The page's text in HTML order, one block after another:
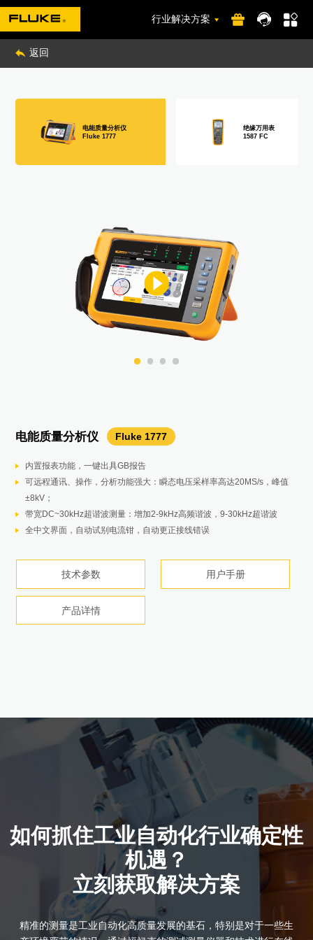
行业解决方案
返回
电能质量分析仪 Fluke 1777
内置报表功能，一键出具GB报告
可远程通讯、操作，分析功能强大：瞬态电压采样率高达20MS/s，峰值
±8kV；
带宽DC~30kHz超谐波测量：增加2-9kHz高频谐波，9-30kHz超谐波
全中文界面，自动试别电流钳，自动更正接线错误
技术参数 用户手册
产品详情
绝缘万用表 1587 FC
小巧轻便，方便手持）
一键提供1000V电压供绝缘测试
TrendIt™ 图表的 PI/DAR 定时比测试，迅速发现潮湿和污染绝缘问题
产品详情
扫描成像仪 MP系列
薄膜专用响应波长，测量um级
1024个线测量点，确保分辨mm级的薄膜缺陷
150HZ的扫描频率，可快速测量
数据连续记录，回溯不良以及工艺参数分析
技术参数 产品详情
红外热像仪 Fluke TiS75+
384*288像素，提供优秀画质
-20至550℃量程，适用于大多数设备维护及研发品管场合
带宽DC~30kHz超谐波测量：增加2-9kHz高频谐波，9-30kHz超谐波
免调焦+手动对焦，远距离扫描大目标/近距离检测小目标，快速切换
技术参数 产品详情
可接镜头、多点及激光自动对焦速快速查找和发现热斑或电气设备的温度
异常点，及时排除温度异常问题。
产品详情
声学成像仪
配备了一系列麦克风以扩大检查范围，快速准确地定位压缩空气系统中的
空气、气体和真空泄漏，即使在嘈杂的环境中也是如此。
7英寸LCD触摸屏上，SoundMap™ 与可见光图像重叠，以帮助快速找到
泄漏位置。
技术参数
测振仪 Fluke 810
除风力发电机之外旋转设备的振动测试
对常见机械故障（轴承、失中、不平衡、松动）实现板载识别和定位，使
维护工作专注于故障根源，减少计划外停机
通过总体振动等级，您可以直接从诊断屏幕快速评估机器总体运行状况
技术参数 用户手册
产品详情
手持式示波表 Fluke 190-204-III
无需繁琐设置，自动捕获，查看分析复杂波形
IP51防护等级，兼具兼顾耐用和精密
多达4路，高达1000V独立隔离输入
产品详情
自动压力校验仪 Fluke 729 Pro
自动生成和控制高达 7MPa（70 bar、1000psi）的压力。
HART 通信能够实现 mA 输出调整，可调整至应用的值并对 HART压力变
送器进行压力零点修正。
快速更换锂电池。
技术参数 用户手册
产品详情
在线式声学成像仪 SV600
高灵敏度使泄漏无处遁形
开放式API易于与现有系统集成
7x24连续监测避免人工巡检造成的遗漏
产品详情
红外热像仪 TiX580
640×480像素卓越成像质量
LaserSharp自动对焦功能，数秒即可准确完成对焦
专利技术IR-Fusion，红外可见光融合，观察更多测试细节
产品详情
便携式电能质量分析仪 Fluke 1748
测量所有三相电压和电流以及零线电流：三相和零线电压导线及四个柔性
电流探头。
全面记录：可自动记录各种电能和电能质量变量，让您始终掌握测量趋
势。
捕获下降、上升和中断事件：事件波形捕获和RMS事件曲线图以及日期、
技术参数 用户手册
产品详情
压力校验器 Fluke 754
提供4-20毫安，0-10V信号，24V电源，HART压力变送器故障排查，校
准。
测量电压、电流 (mA)、RTD、热电偶、频率和电阻，以测试传感器、变
送器和其他仪器。
输出/模拟电压、电流 (mA)、热电偶、RTD、频率、电阻和压力以校准变
技术参数 用户手册
产品详情
蓄电池内阻分析仪 BT521
主要测量值 – 电池内阻、直流和交流电压、直流和交流电流、纹波电压、
频率和温度。
序列测量模式 – 电池组的自动或手动序列测试，无需在每次需要保存测量
值时按下按钮。
全面记录 - 所有测量值在测试过程中自动捕捉，并可以在仪器上查看后再
技术参数 用户手册
产品详情
工业用手持式示波表 125B
双输入数字示波表和万用表
40 MHz 或 20 MHz 示波表频宽
Connect-and-View™ 触发实现简单易用，无需手动操作
产品详情
接地电阻测试仪 Fluke 1625-2 KIT
三极和四极电位降（使用地桩）
四极土壤电阻率测试（使用地桩）
选择性测试（使用地桩和 1 个钳口）
无桩测试（仅使用 2 个钳口）
技术参数 用户手册
产品详情
钳形电流表 Fluke 376FC
iFlex 柔性电流探头将量程扩展到 2500 A ac
CAT IV 600 V, CAT III 1000 V
真有效值交流电压和电流测量，可对非线性信号进行精确测量
钳形电流表 Fluke 378FC
使用钳口测量电压和电流
测试更快、更安全，采用 FieldSense™ 技术无需触碰带电电线
电能质量指示器显示设备或电源线是否有故障
只需更少的步骤即可完成 三相电压和电流测试
技术参数 用户手册
产品详情
带有 HART 通讯的精密回路校验仪
0.01% 读数精度
内置 HART 通讯用 250 Ω 可选电阻器
直观的界面，Quick-Set 旋钮可快速设置，易于使用
产品详情
毫安钳形表 Fluke 773
无需“断开回路即可测量 4 至 20 mA 信号
0.01 mA 分辨率和灵敏度
测量 PLC 和控制系统模拟 I/O 的 mA 信号
可显示 mA 测量值和 4 至 20 mA 量程百分比的双背光显示屏
技术参数 用户手册
产品详情
过程万用表 Fluke 789
24 V 回路电源
双显示大屏幕
mA 输出功能下提供 1200 ohm 的驱动能力
带回路电源的HART模式，内置 250 ohm 电阻器
技术参数 用户手册
产品详情
电机驱动分析仪 MDA-550 III
引导式测量利用图形化分步式电压和电流连接图，使变频驱动器的设置和
连接变得比以往更容易
预设的测量配置根据所选的测试程序收集数据，无需进行复杂的配置
内置报告编写功能可轻松生成专业的调整前/调整后电机驱动器故障排除报
告
技术参数 产品详情
铜缆认证分析仪 DSX2-5000 CH
十秒钟的 Cat 6A 测试时间
以图形方式显示故障源
支持所有标准
使用 LinkWare™ 管理软件创建专业的测试报告
产品手册 产品详情
铜缆认证分析仪 DSX2-8000 CH
支持最高Cat 8类网线测试
以图形方式显示故障源
支持所有标准
使用 LinkWare™ 管理软件创建专业的测试报告
产品手册 产品详情
智能链路通网络测试仪 LIQ-100 CH
显示交换机信息，排除活动网络故障
测量高达 10 千兆网络容量
图形化布线图和长度测试
测试PoE 设备
产品手册 产品详情
测振仪 Fluke 802
四种测试模式，满足工业现场复杂的测试环境
高重复性，保证连续测试准确度
一键测量，6秒钟得到评估数值
100组数据存储，实时回看
技术参数 产品详情
红外测温仪 Compact 4.0
均匀、连续在线监控，对异常温度实时报警
分扇区监控，快速定位不良位置
生产数据的连续记录，方便回溯不良和工艺参数分析
在线式红外热像仪 RSE30H/60H
最高分辨率640×480，摆脱朦胧，看清轮廓
30Hz帧频，1.8Mb带宽视频输出，流畅观测体验，紧握细节变化
专业软件搭配SDK，可以集成系统实现长期监测
电能质量分析仪
Fluke 1777
绝缘万用表
1587 FC
如何抓住工业自动化行业确定性
机遇？
立刻获取解决方案
精准的测量是工业自动化高质量发展的基石，特别是对于一些生